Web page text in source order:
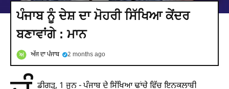
ਪੰਜਾਬ ਨੂੰ ਦੇਸ਼ ਦਾ ਮੋਹਰੀ ਸਿੱਖਿਆ ਕੇਂਦਰ
ਬਣਾਵਾਂਗੇ : ਮਾਨ
ਅੱਜ ਦਾ ਪੰਜਾਬ 2 months ago
ਡੀਗੜ੍ਹ, 1 ਜੂਨ - ਪੰਜਾਬ ਦੇ ਸਿੱਖਿਆ ਢਾਂਚੇ ਵਿੱਚ ਇਨਕਲਾਬੀ